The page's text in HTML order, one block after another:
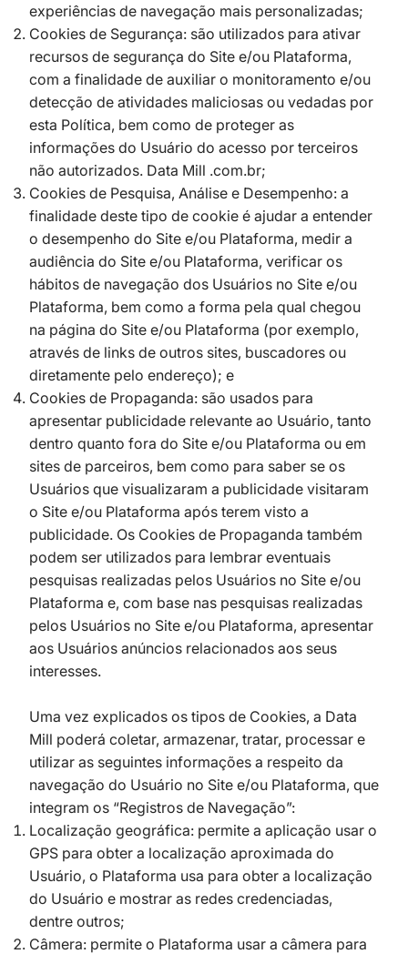
experiências de navegação mais personalizadas;
Cookies de Segurança: são utilizados para ativar
recursos de segurança do Site e/ou Plataforma,
com a finalidade de auxiliar o monitoramento e/ou
detecção de atividades maliciosas ou vedadas por
esta Política, bem como de proteger as
informações do Usuário do acesso por terceiros
não autorizados. Data Mill .com.br;
Cookies de Pesquisa, Análise e Desempenho: a
finalidade deste tipo de cookie é ajudar a entender
o desempenho do Site e/ou Plataforma, medir a
audiência do Site e/ou Plataforma, verificar os
hábitos de navegação dos Usuários no Site e/ou
Plataforma, bem como a forma pela qual chegou
na página do Site e/ou Plataforma (por exemplo,
através de links de outros sites, buscadores ou
diretamente pelo endereço); e
Cookies de Propaganda: são usados para
apresentar publicidade relevante ao Usuário, tanto
dentro quanto fora do Site e/ou Plataforma ou em
sites de parceiros, bem como para saber se os
Usuários que visualizaram a publicidade visitaram
o Site e/ou Plataforma após terem visto a
publicidade. Os Cookies de Propaganda também
podem ser utilizados para lembrar eventuais
pesquisas realizadas pelos Usuários no Site e/ou
Plataforma e, com base nas pesquisas realizadas
pelos Usuários no Site e/ou Plataforma, apresentar
aos Usuários anúncios relacionados aos seus
interesses.
Uma vez explicados os tipos de Cookies, a Data
Mill poderá coletar, armazenar, tratar, processar e
utilizar as seguintes informações a respeito da
navegação do Usuário no Site e/ou Plataforma, que
integram os “Registros de Navegação”:
Localização geográfica: permite a aplicação usar o
GPS para obter a localização aproximada do
Usuário, o Plataforma usa para obter a localização
do Usuário e mostrar as redes credenciadas,
dentre outros;
Câmera: permite o Plataforma usar a câmera para